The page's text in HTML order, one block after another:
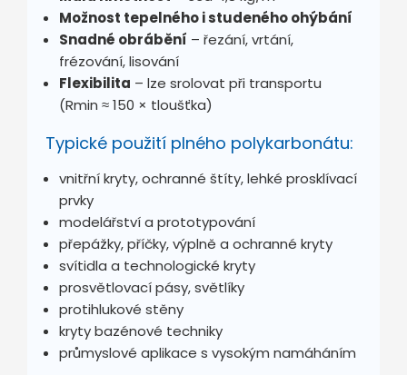
Možnost tepelného i studeného ohýbání
Snadné obrábění – řezání, vrtání,
frézování, lisování
Flexibilita – lze srolovat při transportu
(Rmin ≈ 150 × tloušťka)
Typické použití plného polykarbonátu:
vnitřní kryty, ochranné štíty, lehké prosklívací
prvky
modelářství a prototypování
přepážky, příčky, výplně a ochranné kryty
svítidla a technologické kryty
prosvětlovací pásy, světlíky
protihlukové stěny
kryty bazénové techniky
průmyslové aplikace s vysokým namáháním